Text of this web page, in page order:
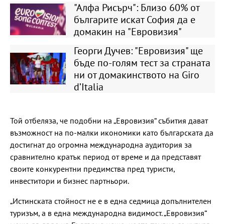
"Алфа Рисърч": Близо 60% от
българите искат София да е
домакин на "Евровизия"
Георги Дучев: "Евровизия" ще
бъде по-голям тест за страната
ни от домакинството на Giro
d’Italia
Той отбеляза, че подобни на „Евровизия“ събития дават
възможност на по-малки икономики като българската да
достигнат до огромна международна аудитория за
сравнително кратък период от време и да представят
своите конкурентни предимства пред туристи,
инвеститори и бизнес партньори.
„Истинската стойност не е в една седмица допълнителен
туризъм, а в една международна видимост. „Евровизия“